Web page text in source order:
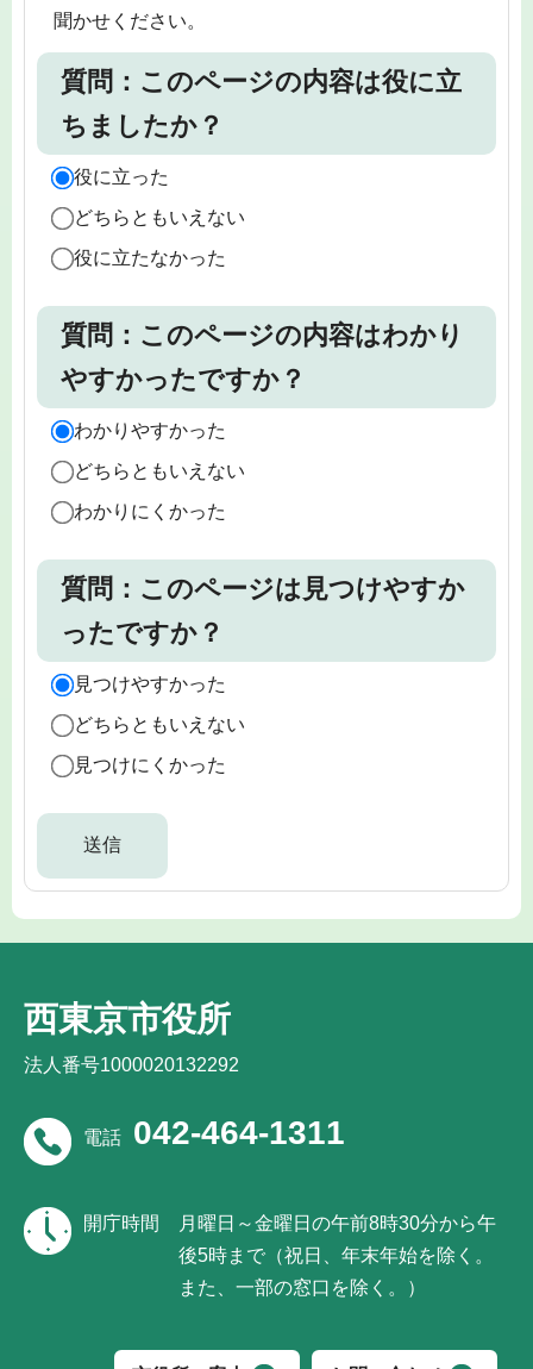
聞かせください。
質問：このページの内容は役に立
ちましたか？
役に立った
どちらともいえない
役に立たなかった
質問：このページの内容はわかり
やすかったですか？
わかりやすかった
どちらともいえない
わかりにくかった
質問：このページは見つけやすか
ったですか？
見つけやすかった
どちらともいえない
見つけにくかった
西東京市役所
法人番号1000020132292
電話 042-464-1311
開庁時間
月曜日～金曜日の午前8時30分から午
後5時まで（祝日、年末年始を除く。
また、一部の窓口を除く。）